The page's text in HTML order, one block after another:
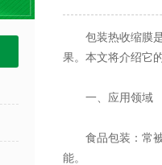
包装热收缩膜是
果。本文将介绍它
一、应用领域
食品包装：常被
能。